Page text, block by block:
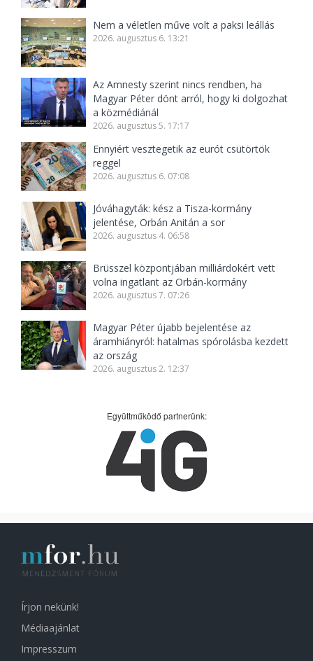
Nem a véletlen műve volt a paksi leállás
2026. augusztus 6. 13:21
Az Amnesty szerint nincs rendben, ha
Magyar Péter dönt arról, hogy ki dolgozhat
a közmédiánál
2026. augusztus 5. 17:17
Ennyiért vesztegetik az eurót csütörtök
reggel
2026. augusztus 6. 07:08
Jóváhagyták: kész a Tisza-kormány
jelentése, Orbán Anitán a sor
2026. augusztus 4. 06:58
Brüsszel központjában milliárdokért vett
volna ingatlant az Orbán-kormány
2026. augusztus 7. 07:26
Magyar Péter újabb bejelentése az
áramhiányról: hatalmas spórolásba kezdett
az ország
2026. augusztus 2. 12:37
Együttműködő partnerünk:
Írjon nekünk!
Médiaajánlat
Impresszum